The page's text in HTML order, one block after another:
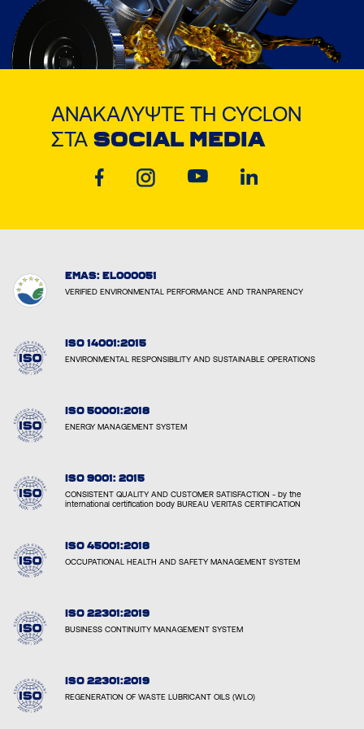
ΑΝΑΚΑΛΎΨΤΕ ΤΗ CYCLON
ΣΤΑ SOCIAL MEDIA
EMAS: EL000051
VERIFIED ENVIRONMENTAL PERFORMANCE AND TRANPARENCY
ISO 14001:2015
ENVIRONMENTAL RESPONSIBILITY AND SUSTAINABLE OPERATIONS
ISO 50001:2018
ENERGY MANAGEMENT SYSTEM
ISO 9001: 2015
CONSISTENT QUALITY AND CUSTOMER SATISFACTION - by the
international certification body BUREAU VERITAS CERTIFICATION
ISO 45001:2018
OCCUPATIONAL HEALTH AND SAFETY MANAGEMENT SYSTEM
ISO 22301:2019
BUSINESS CONTINUITY MANAGEMENT SYSTEM
ISO 22301:2019
REGENERATION OF WASTE LUBRICANT OILS (WLO)